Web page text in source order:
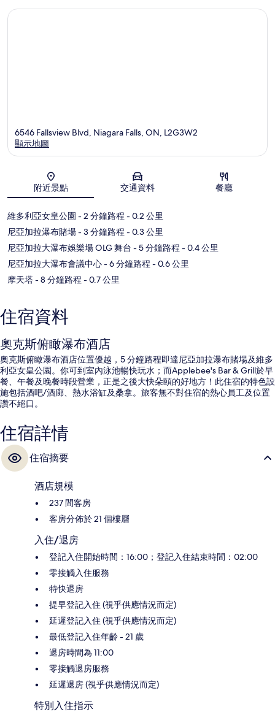
地圖
6546 Fallsview Blvd, Niagara Falls, ON, L2G3W2
顯示地圖
附近景點 交通資料 餐廳
維多利亞女皇公園 - 2 分鐘路程 - 0.2 公里
尼亞加拉瀑布賭場- 3 分鐘路程 - 0.3 公里
尼亞加拉大瀑布娛樂場 OLG 舞台 - 5 分鐘路程 - 0.4 公里
尼亞加拉大瀑布會議中心- 6 分鐘路程 - 0.6 公里
摩天塔- 8 分鐘路程 - 0.7 公里
住宿資料
奧克斯俯瞰瀑布酒店
奧克斯俯瞰瀑布酒店位置優越，5 分鐘路程即達尼亞加拉瀑布賭場及維多
利亞女皇公園。你可到室內泳池暢快玩水；而Applebee's Bar & Grill於早
餐、午餐及晚餐時段營業，正是之後大快朵頤的好地方！此住宿的特色設
施包括酒吧/酒廊、熱水浴缸及桑拿。旅客無不對住宿的熱心員工及位置
讚不絕口。
住宿詳情
住宿摘要
酒店規模
237 間客房
客房分佈於 21 個樓層
入住/退房
登記入住開始時間：16:00；登記入住結束時間：02:00
零接觸入住服務
特快退房
提早登記入住 (視乎供應情況而定)
延遲登記入住 (視乎供應情況而定)
最低登記入住年齡 - 21 歲
退房時間為 11:00
零接觸退房服務
延遲退房 (視乎供應情況而定)
特別入住指示